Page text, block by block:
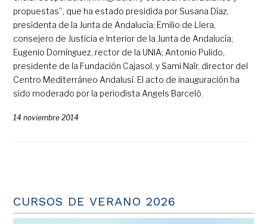
propuestas”, que ha estado presidida por Susana Díaz,
presidenta de la Junta de Andalucía; Emilio de Llera,
consejero de Justicia e Interior de la Junta de Andalucía;
Eugenio Domínguez, rector de la UNIA; Antonio Pulido,
presidente de la Fundación Cajasol, y Sami Naïr, director del
Centro Mediterráneo Andalusí. El acto de inauguración ha
sido moderado por la periodista Angels Barceló.
14 noviembre 2014
CURSOS DE VERANO 2026